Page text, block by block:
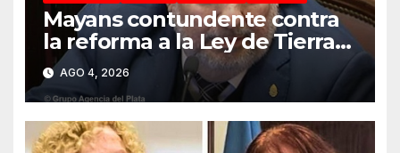
Mayans contundente contra
la reforma a la Ley de Tierras:
«Esta ley vende el país»
AGO 4, 2026